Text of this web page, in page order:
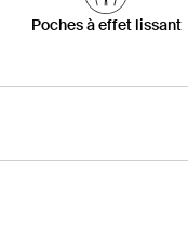
Poches à effet lissant